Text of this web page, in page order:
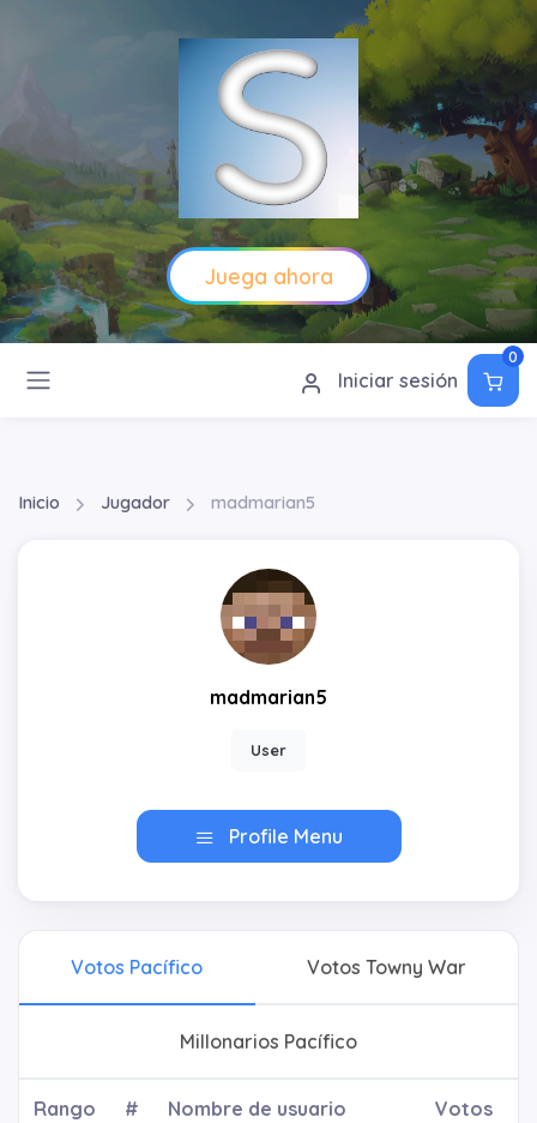
Juega ahora
Iniciar sesión
0
Inicio Jugador madmarian5
madmarian5
User
Profile Menu
Votos Pacífico Votos Towny War
Millonarios Pacífico
Rango # Nombre de usuario Votos